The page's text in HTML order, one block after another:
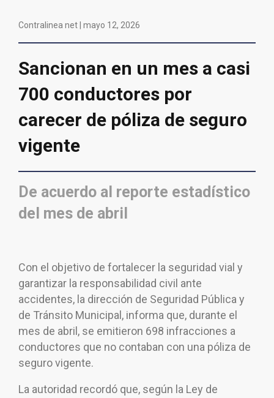
Contralinea net | mayo 12, 2026
Sancionan en un mes a casi
700 conductores por
carecer de póliza de seguro
vigente
De acuerdo al reporte estadístico
del mes de abril
Con el objetivo de fortalecer la seguridad vial y
garantizar la responsabilidad civil ante
accidentes, la dirección de Seguridad Pública y
de Tránsito Municipal, informa que, durante el
mes de abril, se emitieron 698 infracciones a
conductores que no contaban con una póliza de
seguro vigente.
La autoridad recordó que, según la Ley de